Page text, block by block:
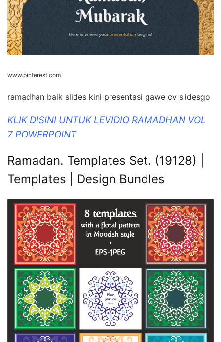
www.pinterest.com
ramadhan baik slides kini presentasi gawe cv slidesgo
KLIK DISINI UNTUK LEVIDIO RAMADHAN VOL
7 POWERPOINT
Ramadan. Templates Set. (19128) |
Templates | Design Bundles